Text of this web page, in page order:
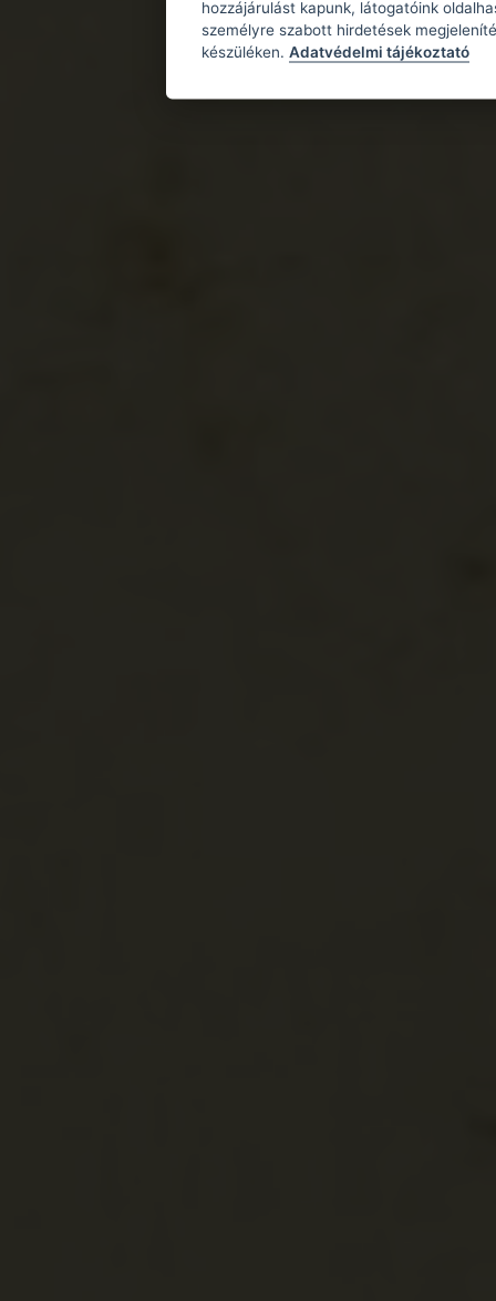
hozzájárulást kapunk, látogatóink
személyre szabott hirdetések
készüléken. Adatvédelmi tájékoztató